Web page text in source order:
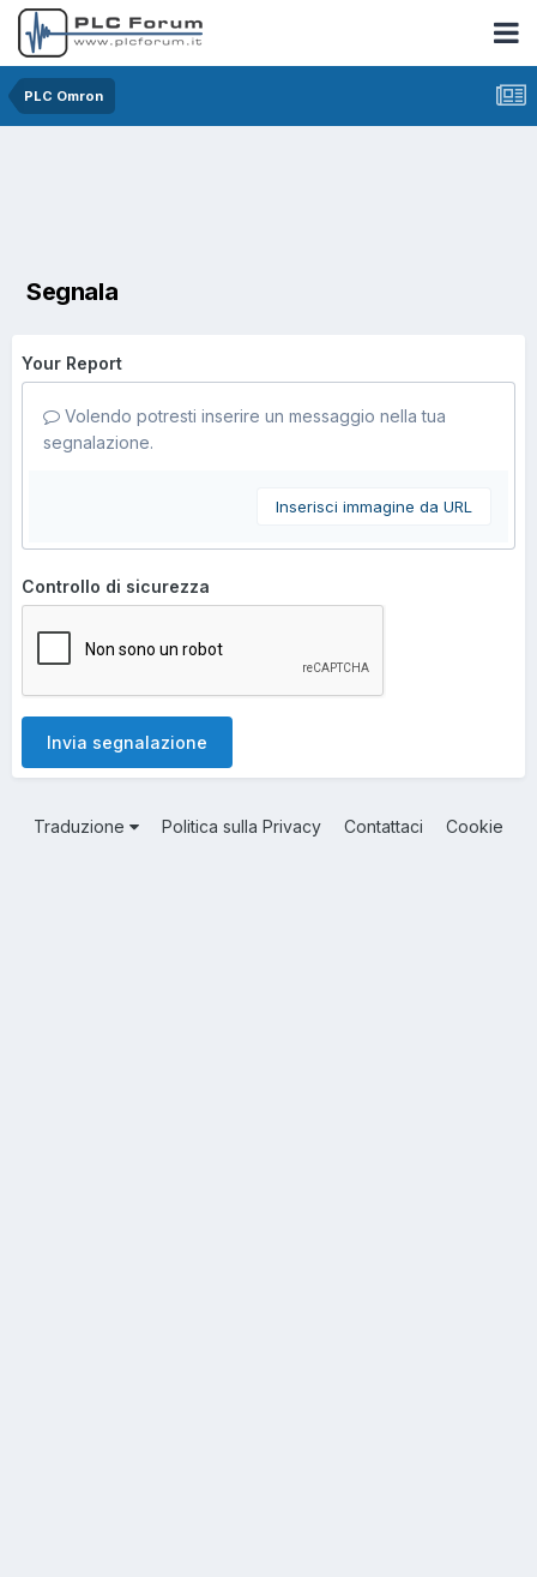
PLC Omron
Segnala
Your Report
Volendo potresti inserire un messaggio nella tua
segnalazione.
Inserisci immagine da URL
Controllo di sicurezza
Invia segnalazione
Traduzione Politica sulla Privacy Contattaci Cookie